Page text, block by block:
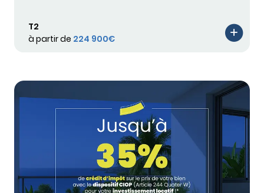
T2
à partir de 224 900€